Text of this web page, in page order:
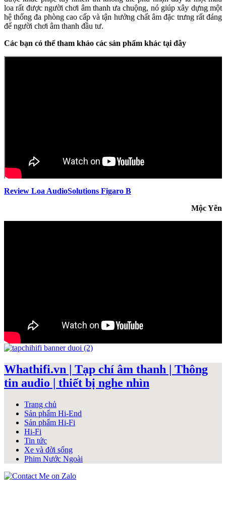
loa rất được người chơi âm thanh ưa chuộng, nó giúp xây dựng một
hệ thống đa phòng cao cấp và tận hưởng chất âm đặc trưng rất đáng
để người chơi âm thanh đầu tư.
Các bạn có thể tham khảo các sản phẩm khác tại đây
Review Loa AudioSolutions Figaro B
Mộc Yên
Whathifi.vn | Tạp chí âm thanh | Thông
tin audio | thiết bị nghe nhìn
Trang chủ
Sản phẩm Hi-End
Sản phẩm Hi-Fi
Hi-Fi
Tin tức
Xe và đời sống
Phim Nước Ngoài